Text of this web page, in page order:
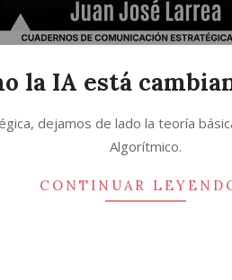
la IA está
dejamos de lado la teoría
Algorítmico.
CONTINUAR